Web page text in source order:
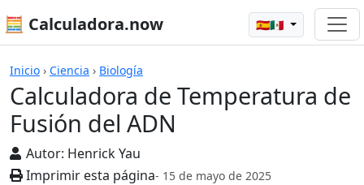
🧮 Calculadora.now 🇪🇸🇲🇽
Inicio › Ciencia › Biología
Calculadora de Temperatura de
Fusión del ADN
Autor: Henrick Yau
Imprimir esta página- 15 de mayo de 2025
Calculadoras